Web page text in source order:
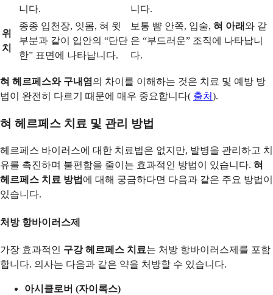
니다.
니다.
위
치
종종 입천장, 잇몸, 혀 윗
부분과 같이 입안의 “단단
한” 표면에 나타납니다.
보통 뺨 안쪽, 입술, 혀 아래 와 같
은 “부드러운” 조직에 나타납니
다.
혀 헤르페스와 구내염의 차이를 이해하는 것은 치료 및 예방 방
법이 완전히 다르기 때문에 매우 중요합니다( 출처).
혀 헤르페스 치료 및 관리 방법
헤르페스 바이러스에 대한 치료법은 없지만, 발병을 관리하고 치
유를 촉진하며 불편함을 줄이는 효과적인 방법이 있습니다. 혀
헤르페스 치료 방법 에 대해 궁금하다면 다음과 같은 주요 방법이
있습니다.
처방 항바이러스제
가장 효과적인 구강 헤르페스 치료는 처방 항바이러스제를 포함
합니다. 의사는 다음과 같은 약을 처방할 수 있습니다.
아시클로버 (자이록스)